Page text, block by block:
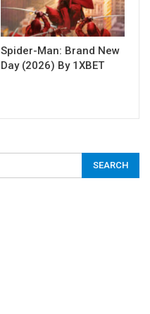
Spider-Man: Brand New
Day (2026) By 1XBET